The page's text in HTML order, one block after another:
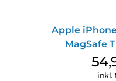
Apple
MagSafe
inkl.